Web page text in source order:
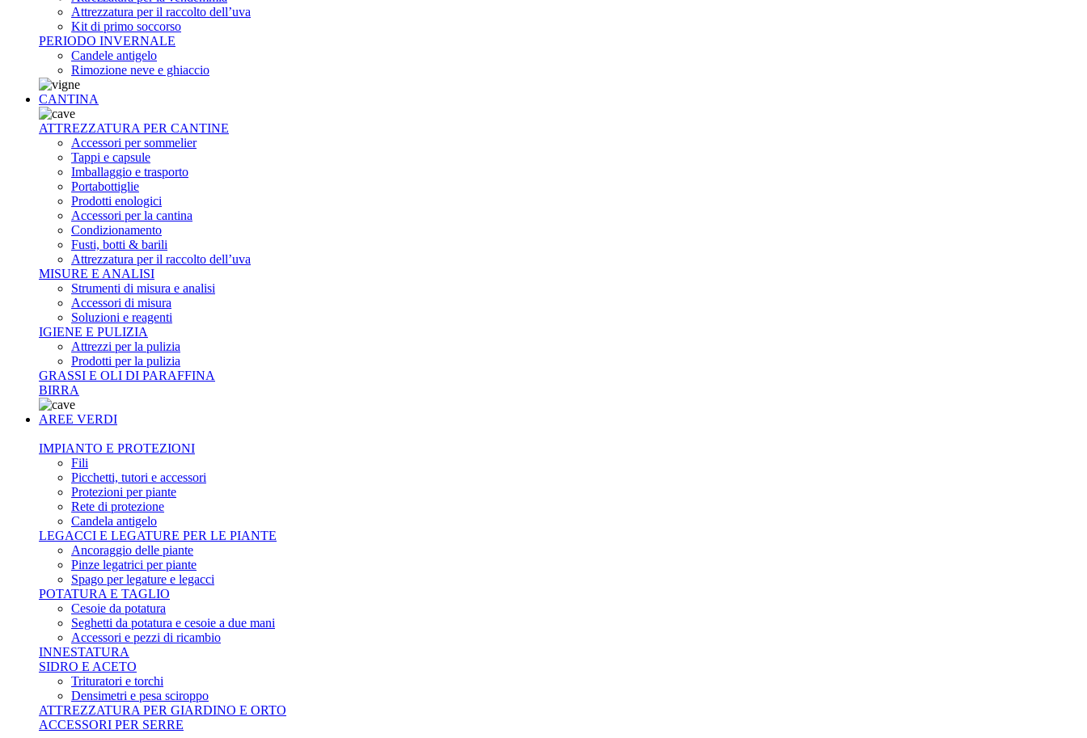
Attrezzatura per il raccolto dell’uva
Kit di primo soccorso
PERIODO INVERNALE
Candele antigelo
Rimozione neve e ghiaccio
CANTINA
ATTREZZATURA PER CANTINE
Accessori per sommelier
Tappi e capsule
Imballaggio e trasporto
Portabottiglie
Prodotti enologici
Accessori per la cantina
Condizionamento
Fusti, botti & barili
Attrezzatura per il raccolto dell’uva
MISURE E ANALISI
Strumenti di misura e analisi
Accessori di misura
Soluzioni e reagenti
IGIENE E PULIZIA
Attrezzi per la pulizia
Prodotti per la pulizia
GRASSI E OLI DI PARAFFINA
BIRRA
AREE VERDI
IMPIANTO E PROTEZIONI
Fili
Picchetti, tutori e accessori
Protezioni per piante
Rete di protezione
Candela antigelo
LEGACCI E LEGATURE PER LE PIANTE
Ancoraggio delle piante
Pinze legatrici per piante
Spago per legature e legacci
POTATURA E TAGLIO
Cesoie da potatura
Seghetti da potatura e cesoie a due mani
Accessori e pezzi di ricambio
INNESTATURA
SIDRO E ACETO
Trituratori e torchi
Densimetri e pesa sciroppo
ATTREZZATURA PER GIARDINO E ORTO
ACCESSORI PER SERRE